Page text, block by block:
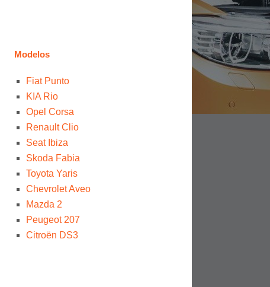
Modelos
Fiat Punto
KIA Rio
Opel Corsa
Renault Clio
Seat Ibiza
Skoda Fabia
Toyota Yaris
Chevrolet Aveo
Mazda 2
Peugeot 207
Citroën DS3